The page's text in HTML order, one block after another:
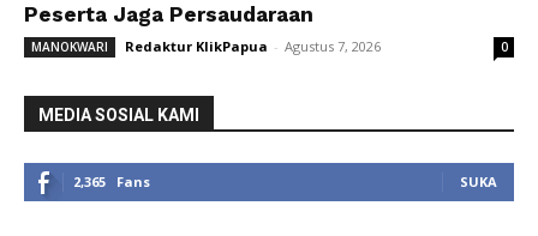
Peserta Jaga Persaudaraan
MANOKWARI Redaktur KlikPapua - Agustus 7, 2026 0
MEDIA SOSIAL KAMI
2,365 Fans SUKA